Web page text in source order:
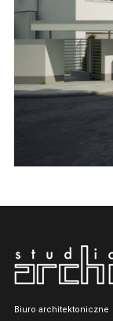
Biuro architektoniczne